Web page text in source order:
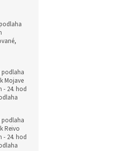
podlaha
Mojave
- 24. hod
podlaha
Reivo
- 24. hod